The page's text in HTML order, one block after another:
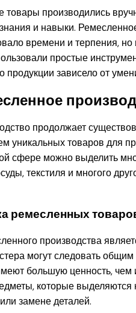
товары производились
и навыки.
времени и терпения,
простые
продукции зависело от
продолжает
уникальных товаров для
сфере можно выделить
текстиля и многого
ремесленных
производства
могут следовать
большую ценность, чем
которые
замене деталей.